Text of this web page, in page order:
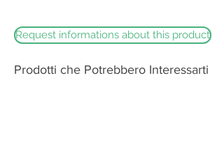
Request informations about this product
Prodotti che Potrebbero Interessarti